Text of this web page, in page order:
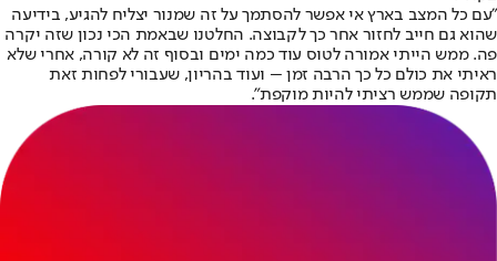
״עם כל המצב בארץ אי אפשר להסתמך על זה שמנור יצליח להגיע, בידיעה
שהוא גם חייב לחזור אחר כך לקבוצה. החלטנו שבאמת הכי נכון שזה יקרה
פה. ממש הייתי אמורה לטוס עוד כמה ימים ובסוף זה לא קורה, אחרי שלא
ראיתי את כולם כל כך הרבה זמן – ועוד בהריון, שעבורי לפחות זאת
תקופה שממש רציתי להיות מוקפת״.